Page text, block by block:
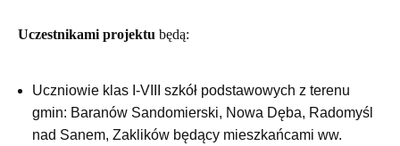
Uczestnikami projektu będą:
Uczniowie klas I-VIII szkół podstawowych z terenu
gmin: Baranów Sandomierski, Nowa Dęba, Radomyśl
nad Sanem, Zaklików będący mieszkańcami ww.